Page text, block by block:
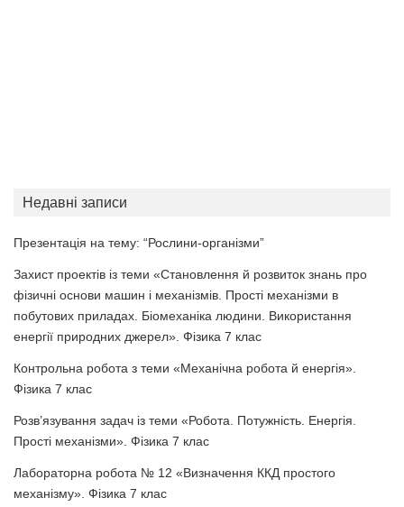
Недавні записи
Презентація на тему: “Рослини-організми”
Захист проектів із теми «Становлення й розвиток знань про
фізичні основи машин і механізмів. Прості механізми в
побутових приладах. Біомеханіка людини. Використання
енергії природних джерел». Фізика 7 клас
Контрольна робота з теми «Механічна робота й енергія».
Фізика 7 клас
Розв’язування задач із теми «Робота. Потужність. Енергія.
Прості механізми». Фізика 7 клас
Лабораторна робота № 12 «Визначення ККД простого
механізму». Фізика 7 клас